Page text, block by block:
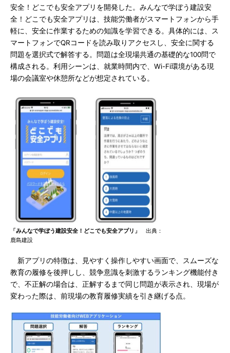
安全！どこでも安全アプリを開発した。みんなで学ぼう建設安
全！どこでも安全アプリは、技能労働者がスマートフォンから手
軽に、安全に作業するための知識を学習できる。具体的には、ス
マートフォンでQRコードを読み取りアクセスし、安全に関する
問題を選択式で解答する。問題は全現場共通の基礎的な100問で
構成される。利用シーンは、就業時間内で、Wi-Fi環境がある現
場の会議室や休憩所などが想定されている。
「みんなで学ぼう建設安全！どこでも安全アプリ」
出典：
鹿島建設
新アプリの特徴は、見やすく操作しやすい画面で、スムーズな
教育の履修を後押しし、競争意識を刺激するランキング機能付き
で、不正解の場合は、正解するまで同じ問題が表示され、現場が
変わった際は、前現場の教育履修実績を引き継げる点。